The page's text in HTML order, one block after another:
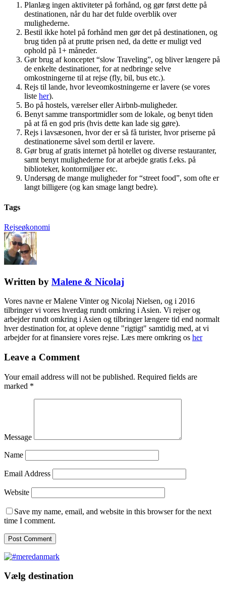
Planlæg ingen aktiviteter på forhånd, og gør først dette på
destinationen, når du har det fulde overblik over
mulighederne.
Bestil ikke hotel på forhånd men gør det på destinationen, og
brug tiden på at prutte prisen ned, da dette er muligt ved
ophold på 1+ måneder.
Gør brug af konceptet “slow Traveling”, og bliver længere på
de enkelte destinationer, for at nedbringe selve
omkostningerne til at rejse (fly, bil, bus etc.).
Rejs til lande, hvor leveomkostningerne er lavere (se vores
liste her).
Bo på hostels, værelser eller Airbnb-muligheder.
Benyt samme transportmidler som de lokale, og benyt tiden
på at få en god pris (hvis dette kan lade sig gøre).
Rejs i lavsæsonen, hvor der er så få turister, hvor priserne på
destinationerne såvel som dertil er lavere.
Gør brug af gratis internet på hotellet og diverse restauranter,
samt benyt mulighederne for at arbejde gratis f.eks. på
biblioteker, kontormiljøer etc.
Undersøg de mange muligheder for “street food”, som ofte er
langt billigere (og kan smage langt bedre).
Tags
Rejseøkonomi
Written by Malene & Nicolaj
Vores navne er Malene Vinter og Nicolaj Nielsen, og i 2016
tilbringer vi vores hverdag rundt omkring i Asien. Vi rejser og
arbejder rundt omkring i Asien og tilbringer længere tid end normalt
hver destination for, at opleve denne "rigtigt" samtidig med, at vi
arbejder for at finansiere vores rejse. Læs mere omkring os her
Leave a Comment
Your email address will not be published. Required fields are
marked *
Message
Name
Email Address
Website
Save my name, email, and website in this browser for the next
time I comment.
Vælg destination